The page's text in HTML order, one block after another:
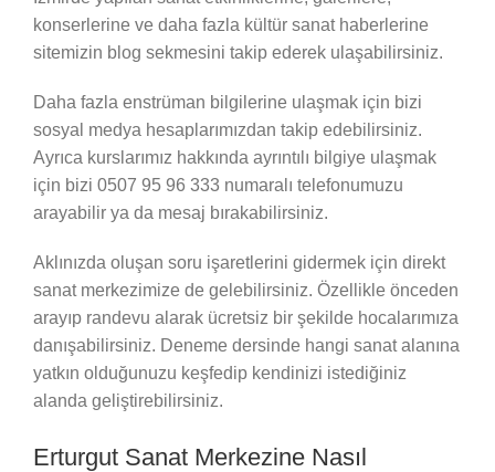
konserlerine ve daha fazla kültür sanat haberlerine
sitemizin blog sekmesini takip ederek ulaşabilirsiniz.
Daha fazla enstrüman bilgilerine ulaşmak için bizi
sosyal medya hesaplarımızdan takip edebilirsiniz.
Ayrıca kurslarımız hakkında ayrıntılı bilgiye ulaşmak
için bizi 0507 95 96 333 numaralı telefonumuzu
arayabilir ya da mesaj bırakabilirsiniz.
Aklınızda oluşan soru işaretlerini gidermek için direkt
sanat merkezimize de gelebilirsiniz. Özellikle önceden
arayıp randevu alarak ücretsiz bir şekilde hocalarımıza
danışabilirsiniz. Deneme dersinde hangi sanat alanına
yatkın olduğunuzu keşfedip kendinizi istediğiniz
alanda geliştirebilirsiniz.
Erturgut Sanat Merkezine Nasıl